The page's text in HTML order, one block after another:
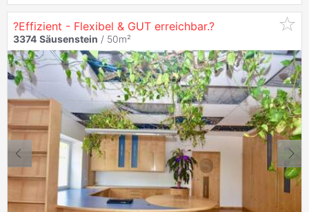
?Effizient - Flexibel & GUT erreichbar.?
3374 Säusenstein / 50m²